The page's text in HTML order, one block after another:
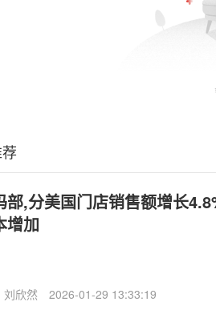
部,分美国门店销售额增长
增加
刘欣然 2026-01-29 13:33:19